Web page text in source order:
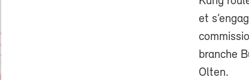
et
branche
Olten.